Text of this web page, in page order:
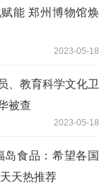
能 郑州博物馆焕
2023-05-18
、教育科学文化卫
被查
2023-05-18
岛食品：希望各国
天热推荐